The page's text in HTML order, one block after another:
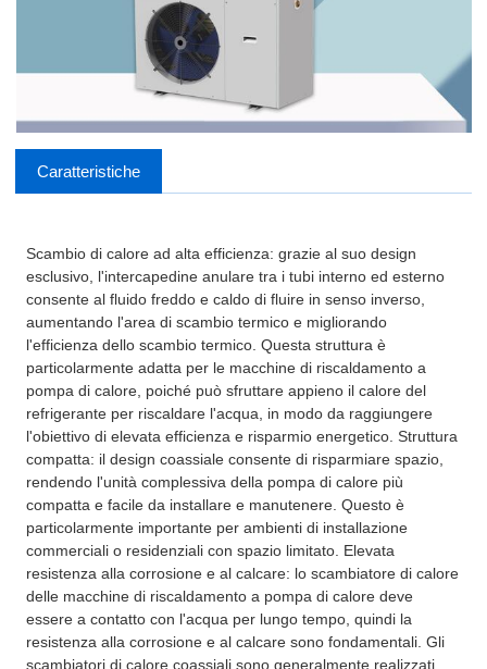
Caratteristiche
Scambio di calore ad alta efficienza: grazie al suo design
esclusivo, l'intercapedine anulare tra i tubi interno ed esterno
consente al fluido freddo e caldo di fluire in senso inverso,
aumentando l'area di scambio termico e migliorando
l'efficienza dello scambio termico. Questa struttura è
particolarmente adatta per le macchine di riscaldamento a
pompa di calore, poiché può sfruttare appieno il calore del
refrigerante per riscaldare l'acqua, in modo da raggiungere
l'obiettivo di elevata efficienza e risparmio energetico. Struttura
compatta: il design coassiale consente di risparmiare spazio,
rendendo l'unità complessiva della pompa di calore più
compatta e facile da installare e manutenere. Questo è
particolarmente importante per ambienti di installazione
commerciali o residenziali con spazio limitato. Elevata
resistenza alla corrosione e al calcare: lo scambiatore di calore
delle macchine di riscaldamento a pompa di calore deve
essere a contatto con l'acqua per lungo tempo, quindi la
resistenza alla corrosione e al calcare sono fondamentali. Gli
scambiatori di calore coassiali sono generalmente realizzati